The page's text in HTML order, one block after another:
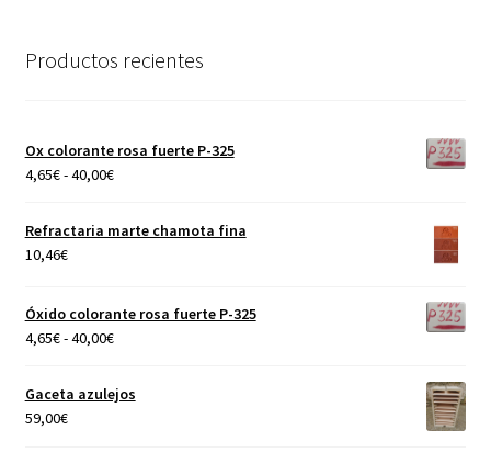
Productos recientes
Ox colorante rosa fuerte P-325
4,65€-40,00€Rango
precios:
40,00€
Refractaria marte chamota fina
10,46€
Óxido colorante rosa fuerte P-325
4,65€-40,00€Rango
precios:
Gaceta azulejos
59,00€